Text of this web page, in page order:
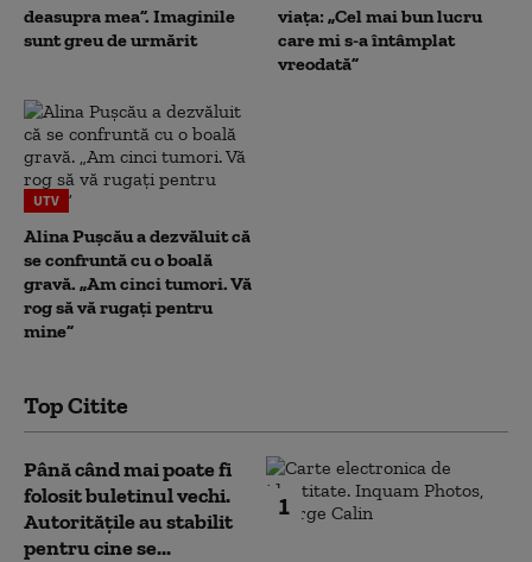
deasupra mea”. Imaginile
sunt greu de urmărit
viața: „Cel mai bun lucru
care mi s-a întâmplat
vreodată”
UTV
Alina Pușcău a dezvăluit că
se confruntă cu o boală
gravă. „Am cinci tumori. Vă
rog să vă rugați pentru
mine”
Top Citite
1
Până când mai poate fi
folosit buletinul vechi.
Autoritățile au stabilit
pentru cine se...